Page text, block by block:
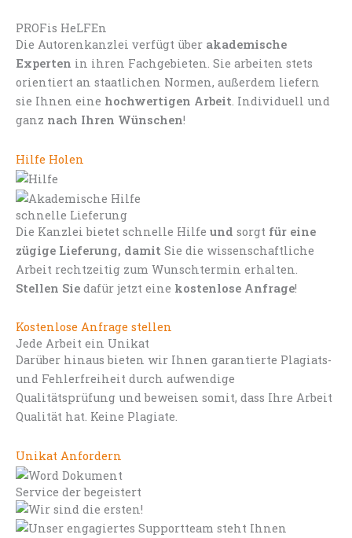
PROFis HeLFEn
Die Autorenkanzlei verfügt über akademische
Experten in ihren Fachgebieten. Sie arbeiten stets
orientiert an staatlichen Normen, außerdem liefern
sie Ihnen eine hochwertigen Arbeit. Individuell und
ganz nach Ihren Wünschen!
Hilfe Holen
schnelle Lieferung
Die Kanzlei bietet schnelle Hilfe und sorgt für eine
zügige Lieferung, damit Sie die wissenschaftliche
Arbeit rechtzeitig zum Wunschtermin erhalten.
Stellen Sie dafür jetzt eine kostenlose Anfrage!
Kostenlose Anfrage stellen
Jede Arbeit ein Unikat
Darüber hinaus bieten wir Ihnen garantierte Plagiats-
und Fehlerfreiheit durch aufwendige
Qualitätsprüfung und beweisen somit, dass Ihre Arbeit
Qualität hat. Keine Plagiate.
Unikat Anfordern
Service der begeistert